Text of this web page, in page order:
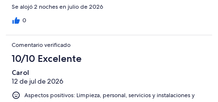
Se alojó 2 noches en julio de 2026
0
Comentario verificado
10/10 Excelente
Carol
12 de jul de 2026
Aspectos positivos: Limpieza, personal, servicios y instalaciones y